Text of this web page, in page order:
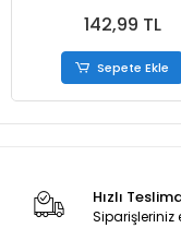
142,99 TL
Sepete Ekle
Hızlı
Siparişleriniz